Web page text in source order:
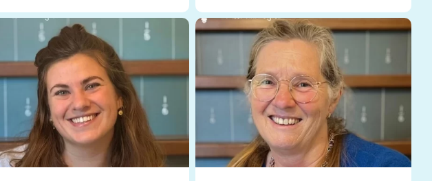
Scheikunde
Wiskunde
Mbo/hbo
Rekenen
Nederlands
Engels
Taaltoets | Pabo
Rekenen- en Wiskundetoets | Pabo
HBO 21+ toelating voorbereiden
Medisch rekenen
Training